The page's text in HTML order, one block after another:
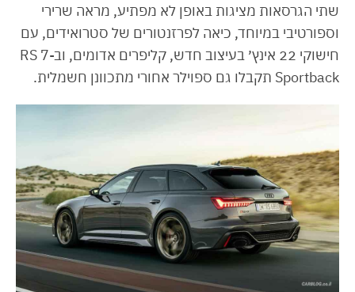
שתי הגרסאות מציגות באופן לא מפתיע, מראה שרירי
וספורטיבי במיוחד, כיאה לפרזנטורים של סטרואידים, עם
חישוקי 22 אינץ׳ בעיצוב חדש, קליפרים אדומים, וב-RS 7
Sportback תקבלו גם ספוילר אחורי מתכוונן חשמלית.